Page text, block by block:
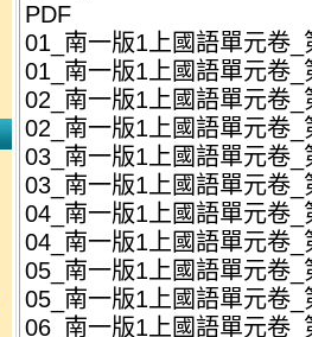
PDF
01_南一版1上國語單元卷
01_南一版1上國語單元卷
02_南一版1上國語單元卷
02_南一版1上國語單元卷
03_南一版1上國語單元卷
03_南一版1上國語單元卷
04_南一版1上國語單元卷
04_南一版1上國語單元卷
05_南一版1上國語單元卷
05_南一版1上國語單元卷
06_南一版1上國語單元卷